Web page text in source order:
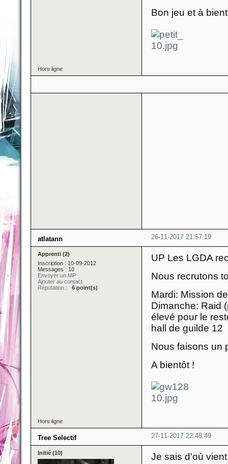
Bon jeu et à
Hors ligne
26-11-2017 21:57:19
atlatann
Apprenti (2)
Inscription : 10-09-2012
Messages : 10
Envoyer un MP
Ajouter au contact
Réputation : 6 point(s)
UP Les LGDA
Nous recrutons
Mardi: Mission
Dimanche: Raid
élevé pour le
hall de guilde 12
Nous faisons un
A bientôt !
Hors ligne
27-11-2017 22:48:49
Tree Selectif
Initié (10) Je sais d'où